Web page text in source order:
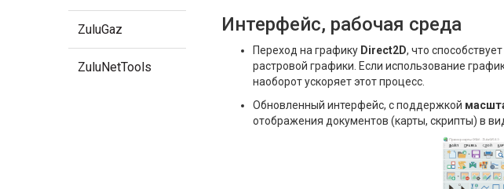
ZuluGaz
ZuluNetTools
Интерфейс, рабочая среда
Переход на графику Direct2D, что
растровой графики. Если использование
наоборот ускоряет этот процесс.
Обновленный интерфейс, с поддержкой
отображения документов (карты, скрипты) в